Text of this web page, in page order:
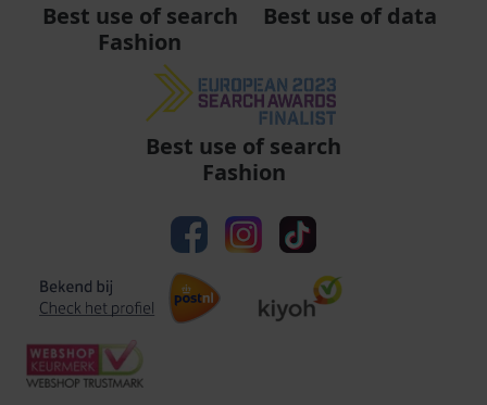
Best use of search
Fashion
Best use of data
Best use of search
Fashion